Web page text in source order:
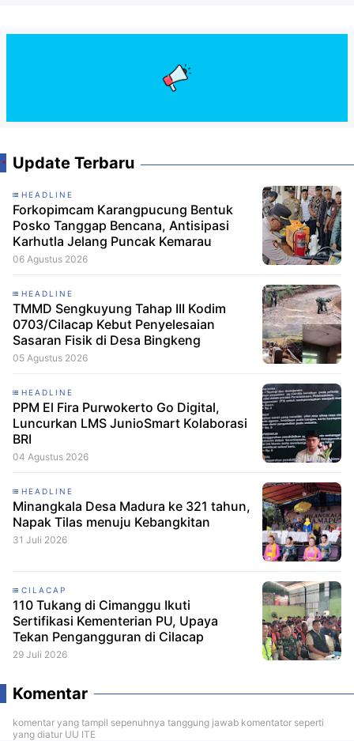
Update Terbaru
HEADLINE
Forkopimcam Karangpucung Bentuk
Posko Tanggap Bencana, Antisipasi
Karhutla Jelang Puncak Kemarau
06 Agustus 2026
HEADLINE
TMMD Sengkuyung Tahap III Kodim
0703/Cilacap Kebut Penyelesaian
Sasaran Fisik di Desa Bingkeng
05 Agustus 2026
HEADLINE
PPM El Fira Purwokerto Go Digital,
Luncurkan LMS JunioSmart Kolaborasi
BRI
04 Agustus 2026
HEADLINE
Minangkala Desa Madura ke 321 tahun,
Napak Tilas menuju Kebangkitan
31 Juli 2026
CILACAP
110 Tukang di Cimanggu Ikuti
Sertifikasi Kementerian PU, Upaya
Tekan Pengangguran di Cilacap
29 Juli 2026
Komentar
komentar yang tampil sepenuhnya tanggung jawab komentator seperti
yang diatur UU ITE